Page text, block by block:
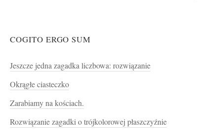
COGITO ERGO SUM
Jeszcze jedna zagadka liczbowa: rozwiązanie
Okrągłe ciasteczko
Zarabiamy na kościach.
Rozwiązanie zagadki o trójkolorowej płaszczyźnie